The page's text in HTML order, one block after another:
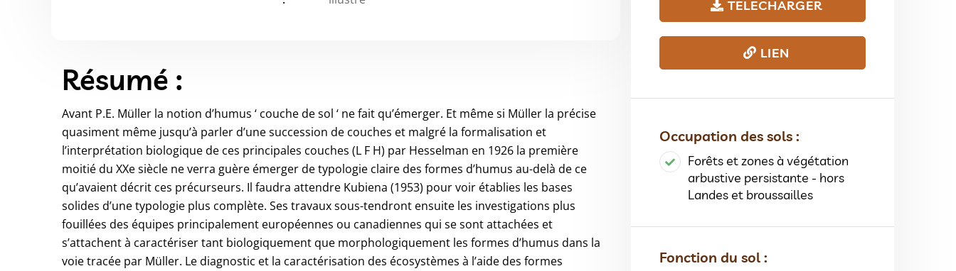
Résumé :
Avant P.E. Müller la notion d’humus ‘ couche de sol ‘ ne fait qu’émerger. Et même si Müller la précise
quasiment même jusqu’à parler d’une succession de couches et malgré la formalisation et
l’interprétation biologique de ces principales couches (L F H) par Hesselman en 1926 la première
moitié du XXe siècle ne verra guère émerger de typologie claire des formes d’humus au-delà de ce
qu’avaient décrit ces précurseurs. Il faudra attendre Kubiena (1953) pour voir établies les bases
solides d’une typologie plus complète. Ses travaux sous-tendront ensuite les investigations plus
fouillées des équipes principalement européennes ou canadiennes qui se sont attachées et
s’attachent à caractériser tant biologiquement que morphologiquement les formes d’humus dans la
voie tracée par Müller. Le diagnostic et la caractérisation des écosystèmes à l’aide des formes
TÉLÉCHARGER
LIEN
Occupation des sols :
Forêts et zones à végétation
arbustive persistante - hors
Landes et broussailles
Fonction du sol :